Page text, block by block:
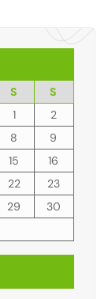
S
S
1
2
8
9
15
16
22
23
29
30